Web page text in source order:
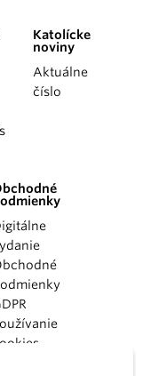
Katolícke
noviny
Aktuálne
číslo